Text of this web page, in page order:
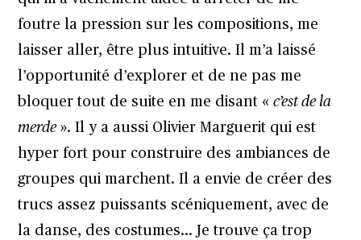
foutre la pression sur les compositions, me
laisser aller, être plus intuitive. Il m’a laissé
l’opportunité d’explorer et de ne pas me
bloquer tout de suite en me disant «c’est de la
merde». Il y a aussi Olivier Marguerit qui est
hyper fort pour construire des ambiances de
groupes qui marchent. Il a envie de créer des
trucs assez puissants scéniquement, avec de
la danse, des costumes… Je trouve ça trop